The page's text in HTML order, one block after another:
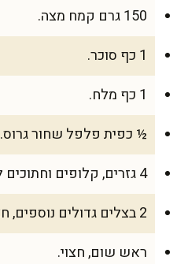
150 גרם קמח מצה.
1 כף סוכר.
1 כף מלח.
½ כפית פלפל שחור גרוס.
4 גזרים, קלופים וחתוכים לפרוסות עבות.
2 בצלים גדולים נוספים, חצויים.
ראש שום, חצוי.